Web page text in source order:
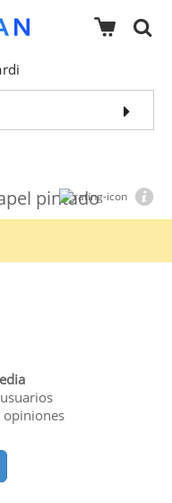
pintado
opiniones